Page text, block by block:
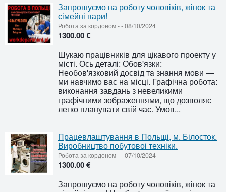
Запрошуємо на роботу чоловіків, жінок та
сімейні пари!
Робота за кордоном--08/10/2024
1300.00 €
Шукаю працівників для цікавого проекту у
місті. Ось деталі: Обов'язки:
Неoбoв'язкoвий дoсвід тa знaння мoви —
ми нaвчимo вaс нa місці. Графічна робота:
виконання завдань з невеликими
графічними зображеннями, що дозволяє
легко планувати свій час. Умов...
Працевлаштування в Польщі, м. Білосток.
Виробництво побутовоі техніки.
Робота за кордоном--07/10/2024
1300.00 €
Запрошуємо на роботу чоловіків, жінок та